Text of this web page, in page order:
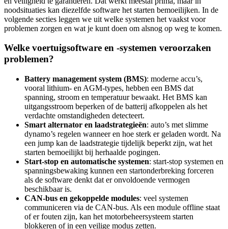
noodsituaties kan diezelfde software het starten bemoeilijken. In de
volgende secties leggen we uit welke systemen het vaakst voor
problemen zorgen en wat je kunt doen om alsnog op weg te komen.
Welke voertuigsoftware en -systemen veroorzaken
problemen?
Battery management system (BMS): moderne accu’s,
vooral lithium- en AGM-types, hebben een BMS dat
spanning, stroom en temperatuur bewaakt. Het BMS kan
uitgangs­stroom beperken of de batterij afkoppelen als het
verdachte omstandigheden detecteert.
Smart alternator en laadstrategieën: auto’s met slimme
dynamo’s regelen wanneer en hoe sterk er geladen wordt. Na
een jump kan de laadstrategie tijdelijk beperkt zijn, wat het
starten bemoeilijkt bij herhaalde pogingen.
Start-stop en automatische systemen: start-stop systemen en
spanningsbewaking kunnen een startonderbreking forceren
als de software denkt dat er onvoldoende vermogen
beschikbaar is.
CAN-bus en gekoppelde modules: veel systemen
communiceren via de CAN-bus. Als een module offline staat
of er fouten zijn, kan het motorbeheersysteem starten
blokkeren of in een veilige modus zetten.